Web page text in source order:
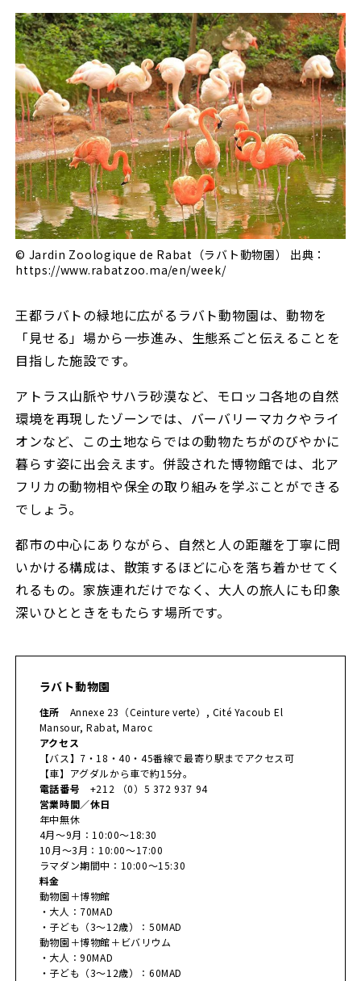
© Jardin Zoologique de Rabat（ラバト動物園） 出典：
https://www.rabatzoo.ma/en/week/
王都ラバトの緑地に広がるラバト動物園は、動物を
「見せる」場から一歩進み、生態系ごと伝えることを
目指した施設です。
アトラス山脈やサハラ砂漠など、モロッコ各地の自然
環境を再現したゾーンでは、バーバリーマカクやライ
オンなど、この土地ならではの動物たちがのびやかに
暮らす姿に出会えます。併設された博物館では、北ア
フリカの動物相や保全の取り組みを学ぶことができる
でしょう。
都市の中心にありながら、自然と人の距離を丁寧に問
いかける構成は、散策するほどに心を落ち着かせてく
れるもの。家族連れだけでなく、大人の旅人にも印象
深いひとときをもたらす場所です。
ラバト動物園
住所 Annexe 23（Ceinture verte）, Cité Yacoub El
Mansour, Rabat, Maroc
アクセス
【バス】7・18・40・45番線で最寄り駅までアクセス可
【車】アグダルから車で約15分。
電話番号 +212 （0）5 372 937 94
営業時間／休日
年中無休
4月～9月：10:00～18:30
10月～3月：10:00～17:00
ラマダン期間中：10:00～15:30
料金
動物園＋博物館
・大人：70MAD
・子ども（3〜12歳）：50MAD
動物園＋博物館＋ビバリウム
・大人：90MAD
・子ども（3〜12歳）：60MAD